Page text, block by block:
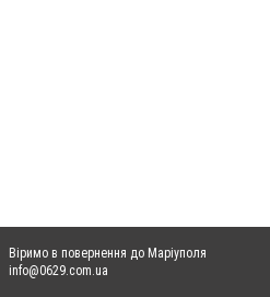
Віримо в повернення до Маріуполя
info@0629.com.ua